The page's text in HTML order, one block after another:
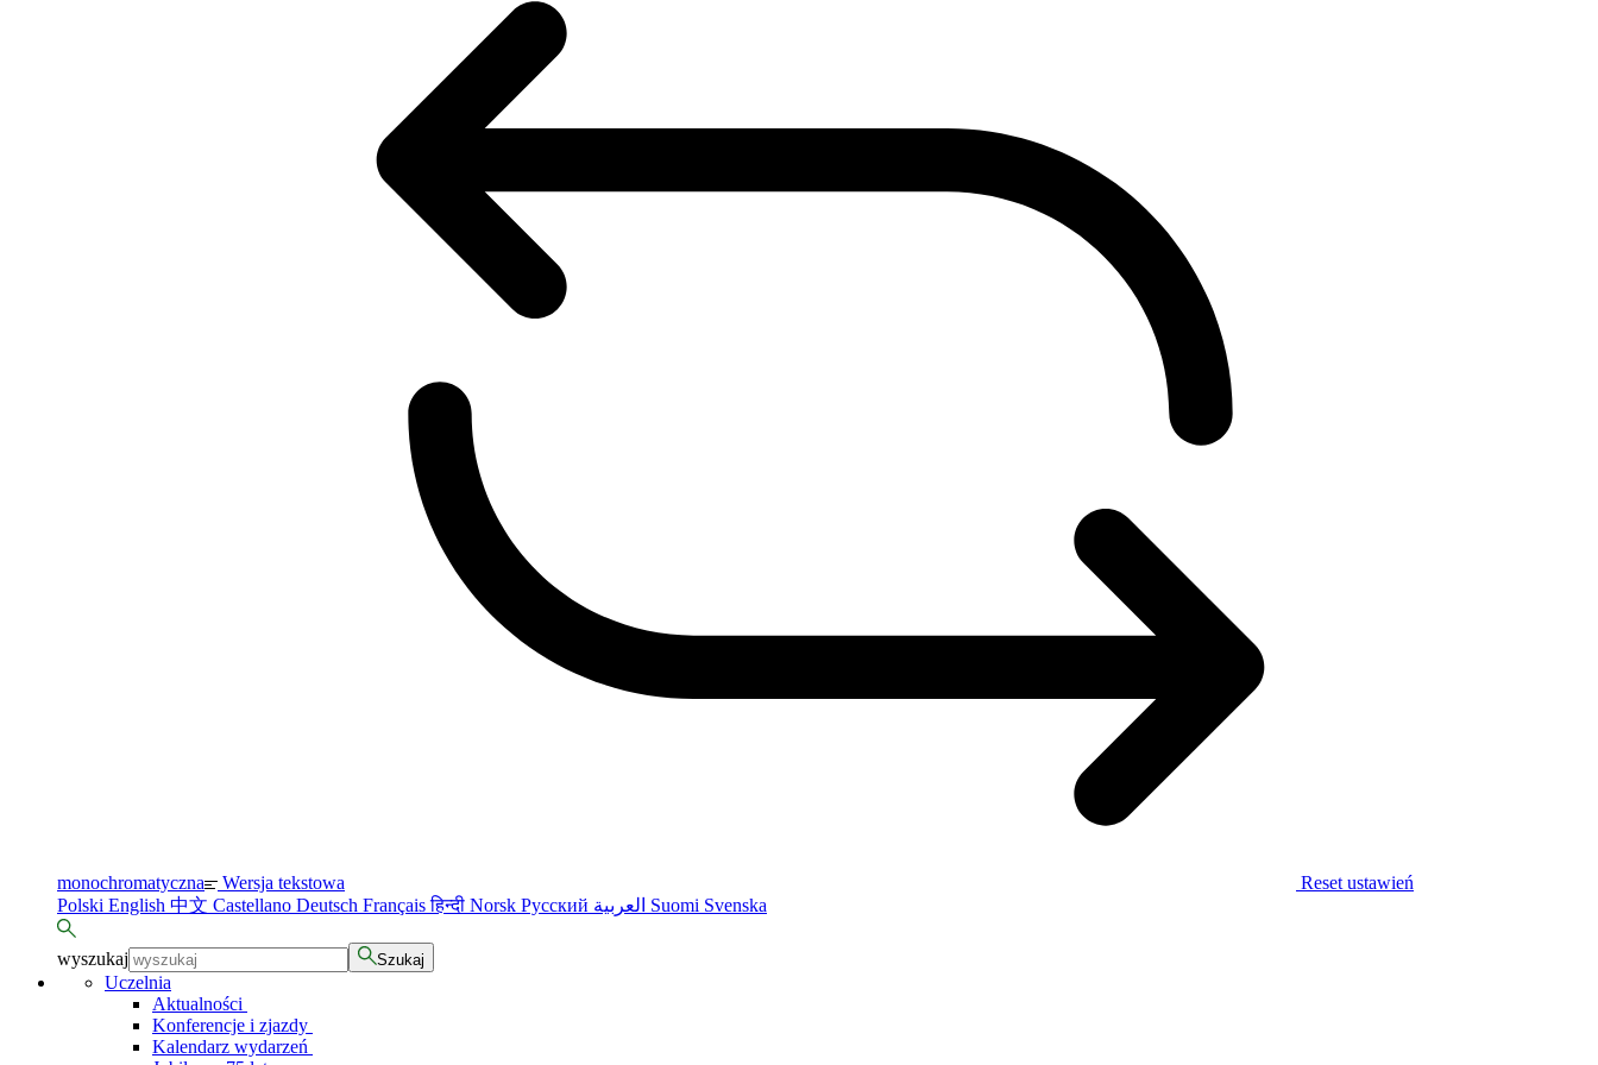
monochromatyczna Wersja tekstowa
Reset ustawień
Polski English 中文 Castellano Deutsch Françaisहिन्दी Norsk Русский Suomi Svenska
wyszukaj Szukaj
Uczelnia
Aktualności
Konferencje i zjazdy
Kalendarz wydarzeń